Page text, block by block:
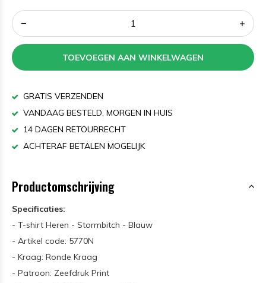
TOEVOEGEN AAN WINKELWAGEN
GRATIS VERZENDEN
VANDAAG BESTELD, MORGEN IN HUIS
14 DAGEN RETOURRECHT
ACHTERAF BETALEN MOGELIJK
Productomschrijving
Specificaties:
- T-shirt Heren - Stormbitch - Blauw
- Artikel code: 5770N
- Kraag: Ronde Kraag
- Patroon: Zeefdruk Print